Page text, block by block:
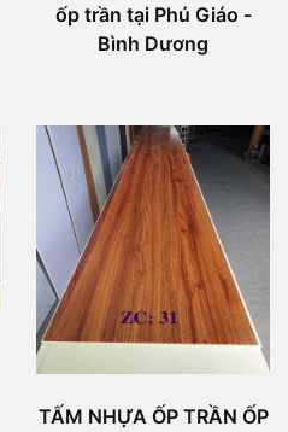
ốp trần tại Phú Giáo -
Bình Dương
TẤM NHỰA ỐP TRẦN ỐP